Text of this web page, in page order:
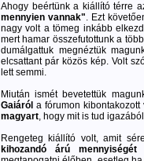
Ahogy beértünk a kiállító térre
mennyien vannak". Ezt
nagy volt a tömeg inkább
mert hamar összefutottunk a
dumálgattuk megnéztük
elcsattant pár közös kép. Volt
lett semmi.
Miután ismét bevetettük
Gaiáról a fórumon
magyart, hogy mit is tud
Rengeteg kiállító volt, amit
kihozandó árú mennyiségét